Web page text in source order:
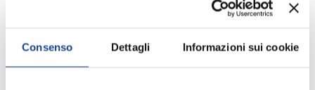
Consenso Dettagli Informazioni sui cookie